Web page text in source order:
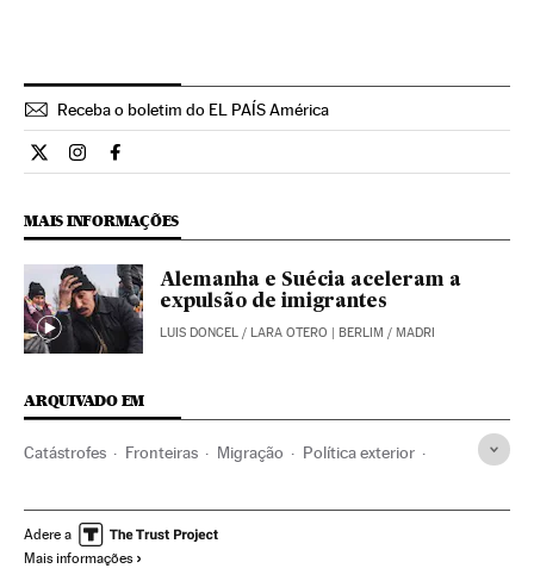
Receba o boletim do EL PAÍS América
Internacional El País Brasil en Twitter
Internacional El País Brasil en Instagram
Internacional El País Brasil en Facebook
MAIS INFORMAÇÕES
Alemanha e Suécia aceleram a
expulsão de imigrantes
LUIS DONCEL / LARA OTERO | BERLIM / MADRI
ARQUIVADO EM
Catástrofes Fronteiras Migração Política exterior
Demografia Guerra Crise refugiados Europa
Organizações internacionais
Adere a
Mais informações